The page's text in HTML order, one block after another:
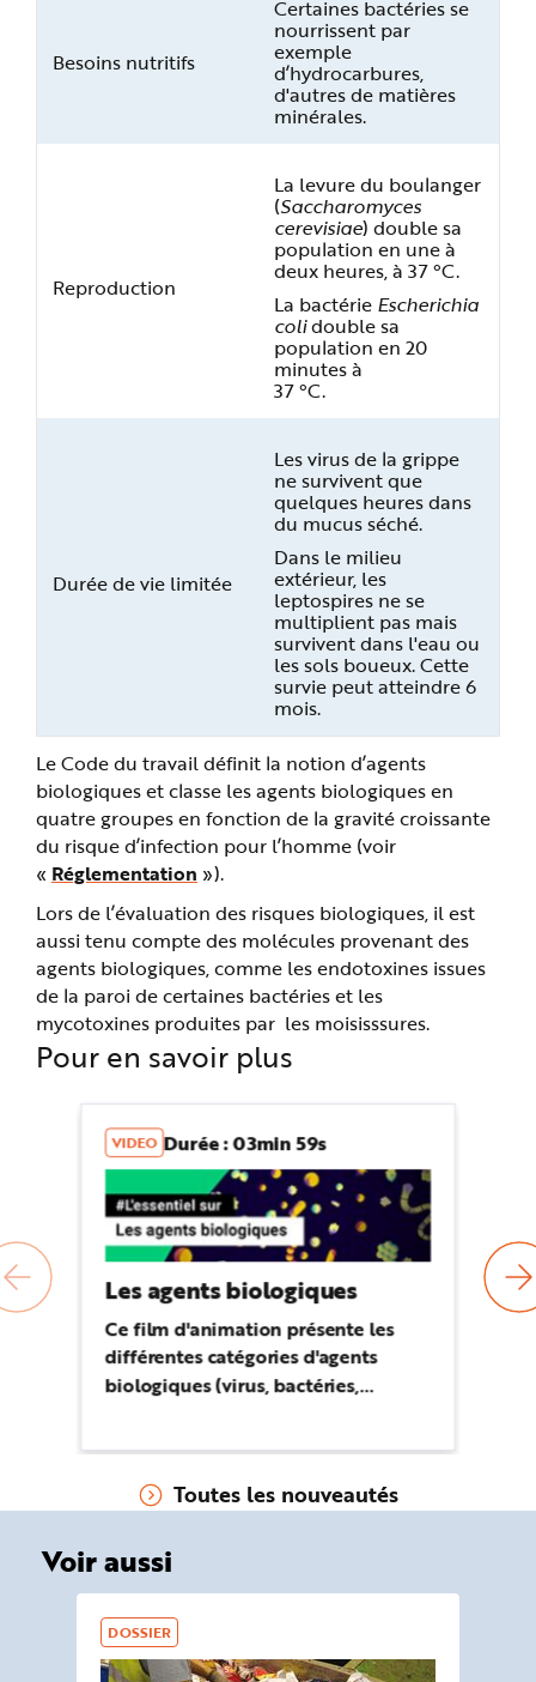
Besoins nutritifs
Certaines bactéries se
nourrissent par
exemple
d’hydrocarbures,
d'autres de matières
minérales.
Reproduction
La levure du boulanger
(Saccharomyces
cerevisiae) double sa
population en une à
deux heures, à 37 °C.
La bactérie Escherichia
colidouble sa
population en 20
minutes à
37 °C.
Durée de vie limitée
Les virus de la grippe
ne survivent que
quelques heures dans
du mucus séché.
Dans le milieu
extérieur, les
leptospires ne se
multiplient pas mais
survivent dans l'eau ou
les sols boueux. Cette
survie peut atteindre 6
mois.
Le Code du travail définit la notion d’agents
biologiques et classe les agents biologiques en
quatre groupes en fonction de la gravité croissante
du risque d’infection pour l’homme (voir
« Réglementation »).
Lors de l’évaluation des risques biologiques, il est
aussi tenu compte des molécules provenant des
agents biologiques, comme les endotoxines issues
de la paroi de certaines bactéries et les
mycotoxines produites par les moisisssures.
Pour en savoir plus
VIDEO Durée : 03min 59s
Les agents biologiques
Ce film d'animation présente les
différentes catégories d'agents
biologiques (virus, bactéries,
susceptibles...Toutes les nouveautés
Voir aussi
DOSSIER